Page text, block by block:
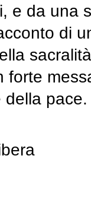
e da una
di
forte
della pace.